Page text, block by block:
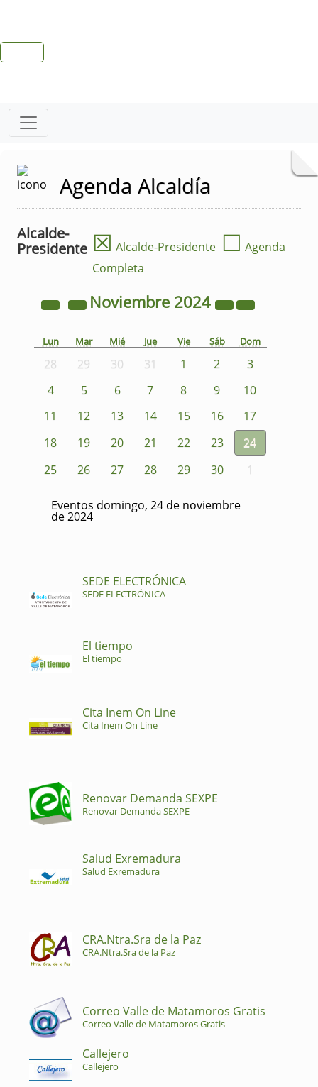
Agenda Alcaldía
Alcalde-
Presidente ☒ Alcalde-Presidente ☐ Agenda
Completa
Noviembre 2024
Lun Mar Mié Jue Vie Sáb Dom
28 29 30 31 1 2
3
4
5 6 7 8 9
10
11
12 13 14 15 16
17
18
19 20 21 22 23
24
25
26 27 28 29 30 1
Eventos domingo, 24 de noviembre
de 2024
SEDE ELECTRÓNICA
SEDE ELECTRÓNICA
El tiempo
El tiempo
Cita Inem On Line
Cita Inem On Line
Renovar Demanda SEXPE
Renovar Demanda SEXPE
Salud Exremadura
Salud Exremadura
CRA.Ntra.Sra de la Paz
CRA.Ntra.Sra de la Paz
Correo Valle de Matamoros Gratis
Correo Valle de Matamoros Gratis
Callejero
Callejero